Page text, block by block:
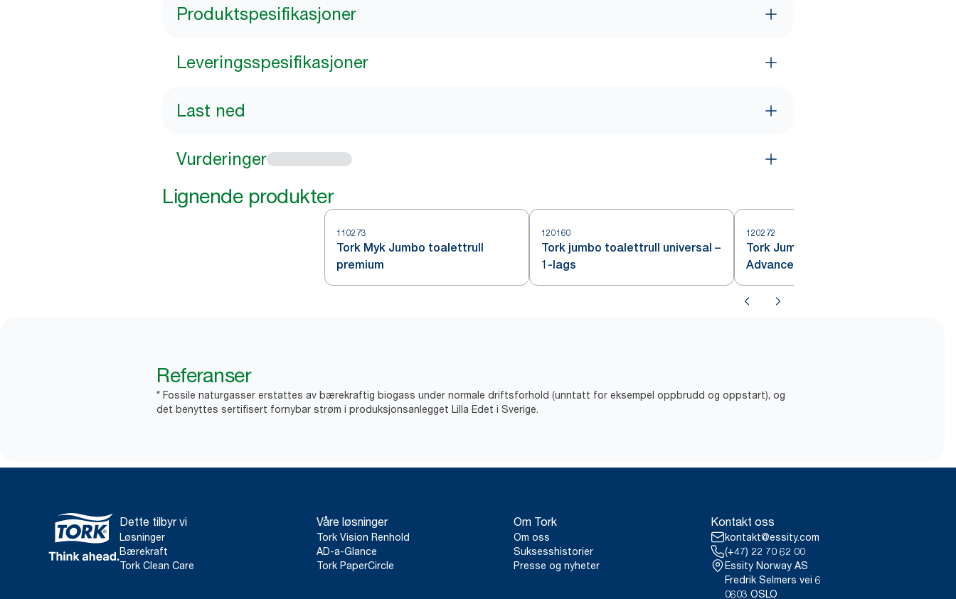
Produktspesifikasjoner
Leveringsspesifikasjoner
Last ned
Vurderinger
Lignende produkter
110273
Tork Myk Jumbo toalettrull
premium
120160
Tork jumbo toalettrull universal –
1-lags
120272
Tork Jumbo Toalettrull
Advanced
Referanser
* Fossile naturgasser erstattes av bærekraftig biogass under normale driftsforhold (unntatt for eksempel oppbrudd og oppstart), og
det benyttes sertifisert fornybar strøm i produksjonsanlegget Lilla Edet i Sverige.
Dette tilbyr vi
Løsninger
Bærekraft
Tork Clean Care
Våre løsninger
Tork Vision Renhold
AD-a-Glance
Tork PaperCircle
Om Tork
Om oss
Suksesshistorier
Presse og nyheter
Kontakt oss
kontakt@essity.com
(+47) 22 70 62 00
Essity Norway AS
Fredrik Selmers vei 6
0603 OSLO